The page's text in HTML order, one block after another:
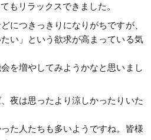
もリラックスできました。
につきっきりになりがちですが、
い」という欲求が高まっている気
を増やしてみようかなと思いまし
夜は思ったより涼しかったりいた
た人たちも多いようですね。皆様